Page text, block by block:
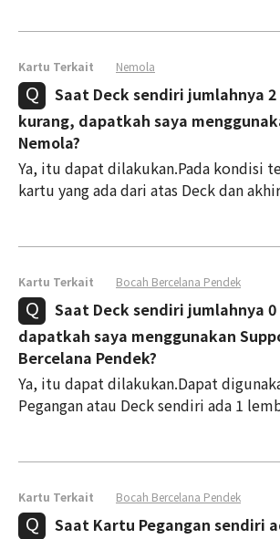
Kartu Terkait Nemola
Saat Deck sendiri jumlahnya
kurang, dapatkah saya
Nemola?
Ya, itu dapat dilakukan.Pada kondisi
kartu yang ada dari atas Deck dan
Kartu Terkait Bocah Bercelana Pendek
Saat Deck sendiri jumlahnya
dapatkah saya menggunakan
Bercelana Pendek?
Ya, itu dapat dilakukan.Dapat
Pegangan atau Deck sendiri ada 1
Kartu Terkait Bocah Bercelana Pendek
Saat Kartu Pegangan sendiri